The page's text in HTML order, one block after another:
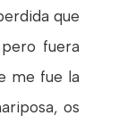
que
fuera
me fue la
os